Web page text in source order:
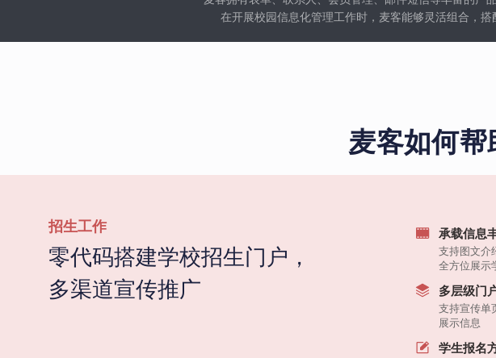
在开展校园信息化管理工作时，麦客能够灵活组合，
麦客如何
招生工作
零代码搭建学校招生门户，
多渠道宣传推广
承载信息
支持图文介
全方位展示
多层级门
支持宣传单
展示信息
学生报名